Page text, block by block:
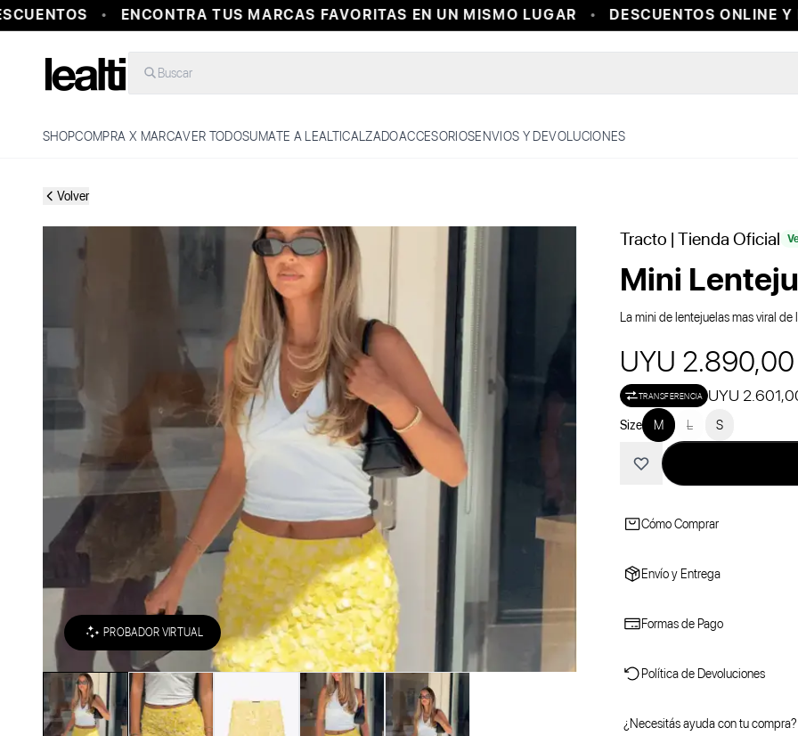
ENCONTRA TUS MARCAS FAVORITAS EN UN MISMO LUGAR DESCUENTOS ONLINE Y
Buscar
SHOPCOMPRA X MARCAVER TODOSUMATE A LEALTICALZADOACCESORIOSENVIOS Y DEVOLUCIONES
Volver
PROBADOR VIRTUAL
Tracto | Tienda Oficial
Mini
La mini de lentejuelas mas viral
UYU 2.890,00
TRANSFERENCIA UYU
Size M L S
Cómo Comprar
Envío y Entrega
Formas de Pago
Política de Devoluciones
¿Necesitás ayuda con tu compra?